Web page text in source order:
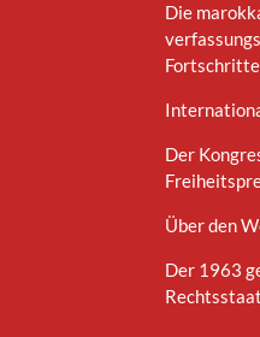
Die
Fortschritte
Der
Über den
Der 1963